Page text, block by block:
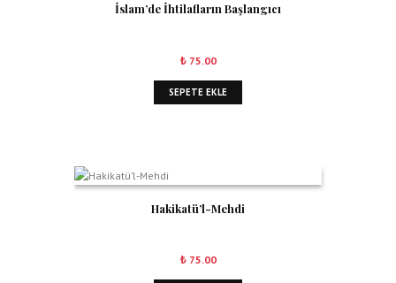
İslam’de İhtilafların Başlangıcı
₺75.00
SEPETE EKLE
Hakikatü’l-Mehdi
₺75.00